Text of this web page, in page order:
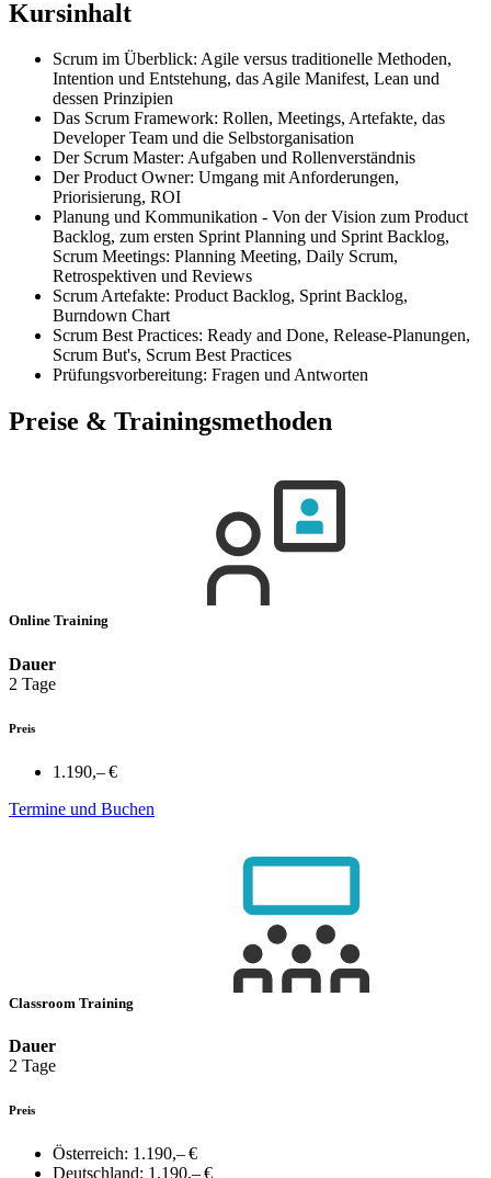
Kursinhalt
Scrum im Überblick: Agile versus traditionelle Methoden,
Intention und Entstehung, das Agile Manifest, Lean und
dessen Prinzipien
Das Scrum Framework: Rollen, Meetings, Artefakte, das
Developer Team und die Selbstorganisation
Der Scrum Master: Aufgaben und Rollenverständnis
Der Product Owner: Umgang mit Anforderungen,
Priorisierung, ROI
Planung und Kommunikation - Von der Vision zum Product
Backlog, zum ersten Sprint Planning und Sprint Backlog,
Scrum Meetings: Planning Meeting, Daily Scrum,
Retrospektiven und Reviews
Scrum Artefakte: Product Backlog, Sprint Backlog,
Burndown Chart
Scrum Best Practices: Ready and Done, Release-Planungen,
Scrum But's, Scrum Best Practices
Prüfungsvorbereitung: Fragen und Antworten
Preise & Trainingsmethoden
Online Training
Dauer
2 Tage
Preis
1.190,– €
Termine und Buchen
Classroom Training
Dauer
2 Tage
Preis
Österreich: 1.190,– €
Deutschland: 1.190,– €